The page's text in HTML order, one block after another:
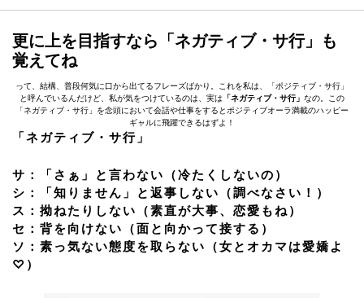
更に上を目指すなら「ネガティブ・サ行」も
覚えてね
って、結構、普段何気に口から出てるフレーズばかり。これを私は、「ポジティブ・サ行」
と呼んでいるんだけど、私が気をつけているのは、実は 「ネガティブ・サ行」 なの。この
「ネガティブ・サ行」を念頭において会話や仕事をするとポジティブオーラ満載のハッピー
ギャルに飛躍できるはずよ！
「ネガティブ・サ行」
サ：「さぁ」と言わない（冷たくしないの）
シ：「知りません」と返事しない（調べなさい！）
ス：拗ねたりしない（素直が大事、恋愛もね）
セ：背を向けない（面と向かって接する）
ソ：素っ気ない態度を取らない（女とオカマは愛嬌よ
♡）